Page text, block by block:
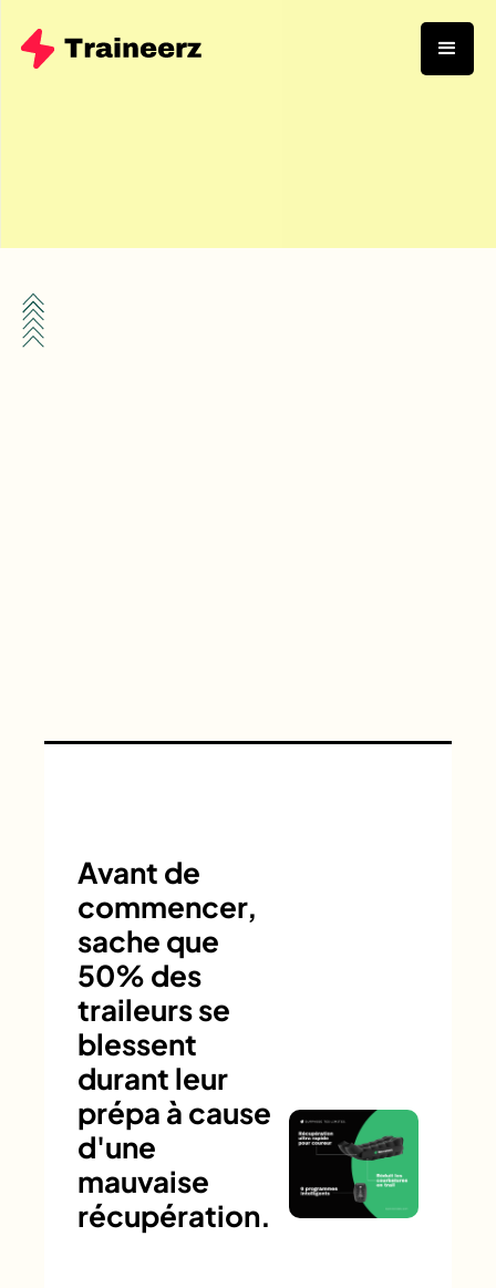
Avant de
commencer,
sache que
50% des
traileurs se
blessent
durant leur
prépa à cause
d'une
mauvaise
récupération.